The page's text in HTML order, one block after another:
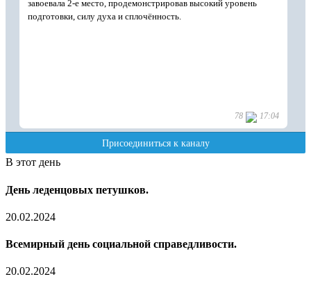
В этот день
День леденцовых петушков.
20.02.2024
Всемирный день социальной справедливости.
20.02.2024